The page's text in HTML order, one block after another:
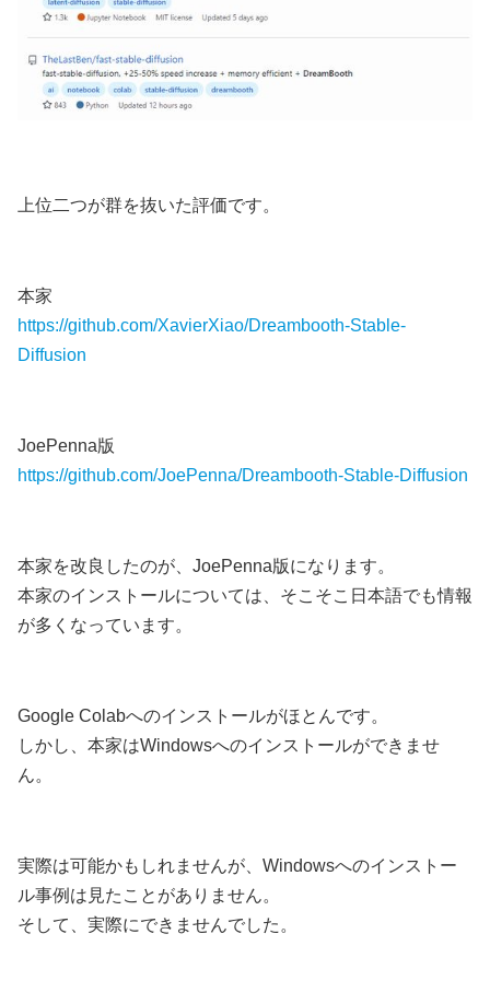
上位二つが群を抜いた評価です。
本家
https://github.com/XavierXiao/Dreambooth-Stable-
Diffusion
JoePenna版
https://github.com/JoePenna/Dreambooth-Stable-Diffusion
本家を改良したのが、JoePenna版になります。
本家のインストールについては、そこそこ日本語でも情報
が多くなっています。
Google Colabへのインストールがほとんです。
しかし、本家はWindowsへのインストールができませ
ん。
実際は可能かもしれませんが、Windowsへのインストー
ル事例は見たことがありません。
そして、実際にできませんでした。